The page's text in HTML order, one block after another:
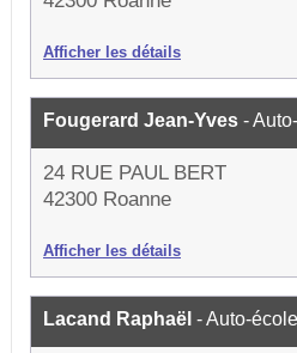
Afficher les détails
Fougerard Jean-Yves -
24 RUE PAUL BERT
42300 Roanne
Afficher les détails
Lacand Raphaël - Auto-école